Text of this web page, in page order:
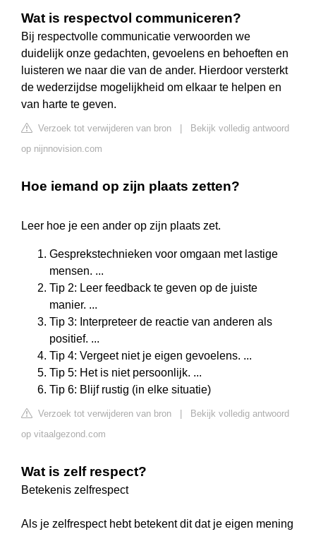
Wat is respectvol communiceren?
Bij respectvolle communicatie verwoorden we
duidelijk onze gedachten, gevoelens en behoeften en
luisteren we naar die van de ander. Hierdoor versterkt
de wederzijdse mogelijkheid om elkaar te helpen en
van harte te geven.
Verzoek tot verwijderen van bron
Bekijk volledig antwoord
op nijnnovision.com
Hoe iemand op zijn plaats zetten?
Leer hoe je een ander op zijn plaats zet.
Gesprekstechnieken voor omgaan met lastige
mensen. ...
Tip 2: Leer feedback te geven op de juiste
manier. ...
Tip 3: Interpreteer de reactie van anderen als
positief. ...
Tip 4: Vergeet niet je eigen gevoelens. ...
Tip 5: Het is niet persoonlijk. ...
Tip 6: Blijf rustig (in elke situatie)
Verzoek tot verwijderen van bron
Bekijk volledig antwoord
op vitaalgezond.com
Wat is zelf respect?
Betekenis zelfrespect
Als je zelfrespect hebt betekent dit dat je eigen mening